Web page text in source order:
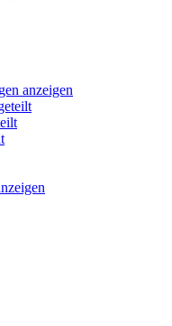
anzeigen